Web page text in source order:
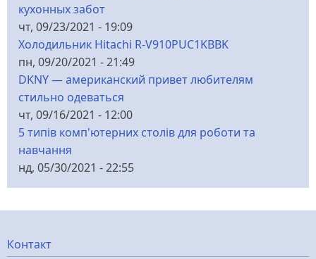
кухонных забот
чт, 09/23/2021 - 19:09
Холодильник Hitachi R-V910PUC1KBBK
пн, 09/20/2021 - 21:49
DKNY — американский привет любителям
стильно одеваться
чт, 09/16/2021 - 12:00
5 типів комп'ютерних столів для роботи та
навчання
нд, 05/30/2021 - 22:55
Меню
Контакт